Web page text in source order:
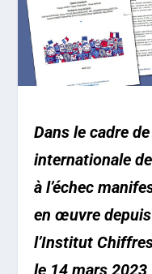
Dans le cadre
internationale
à l’échec
en œuvre
l’Institut
le 14 mars